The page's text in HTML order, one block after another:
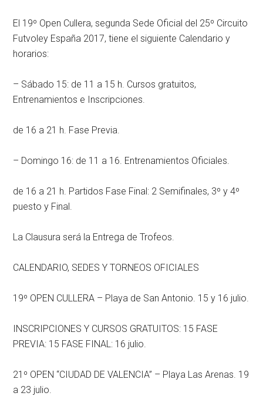
El 19º Open Cullera, segunda Sede Oficial del 25º Circuito
Futvoley España 2017, tiene el siguiente Calendario y
horarios:
– Sábado 15: de 11 a 15 h. Cursos gratuitos,
Entrenamientos e Inscripciones.
de 16 a 21 h. Fase Previa.
– Domingo 16: de 11 a 16. Entrenamientos Oficiales.
de 16 a 21 h. Partidos Fase Final: 2 Semifinales, 3º y 4º
puesto y Final.
La Clausura será la Entrega de Trofeos.
CALENDARIO, SEDES Y TORNEOS OFICIALES
19º OPEN CULLERA – Playa de San Antonio. 15 y 16 julio.
INSCRIPCIONES Y CURSOS GRATUITOS: 15 FASE
PREVIA: 15 FASE FINAL: 16 julio.
21º OPEN “CIUDAD DE VALENCIA” – Playa Las Arenas. 19
a 23 julio.